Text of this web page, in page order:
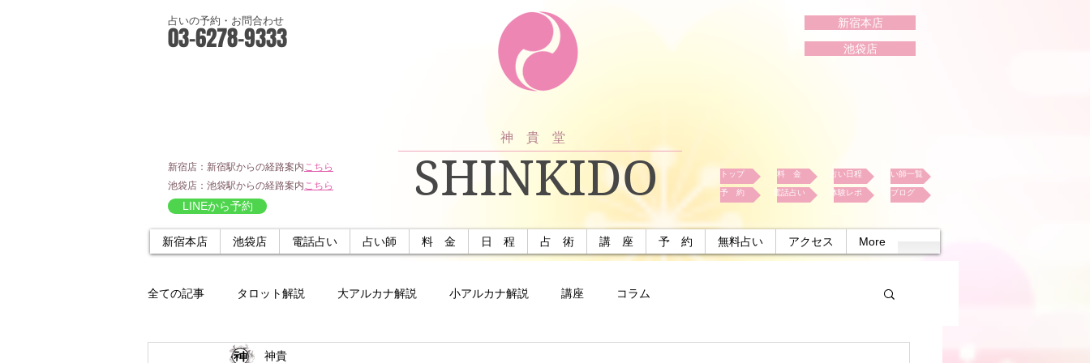
占いの予約・お問合わせ
03-6278-9333
新宿本店
池袋店
新宿店：新宿駅からの経路案内こちら
池袋店：池袋駅からの経路案内こちら
LINEから予約
神 貴 堂
SHINKIDO トップ 料 金 占い日程 占い師一覧
予 約 電話占い 体験レポ ブログ
新宿本店 池袋店 電話占い 占い師 料 金 日 程 占 術 講 座 予 約 無料占い アクセス More
全ての記事 タロット解説 大アルカナ解説 小アルカナ解説 講座 コラム
神貴